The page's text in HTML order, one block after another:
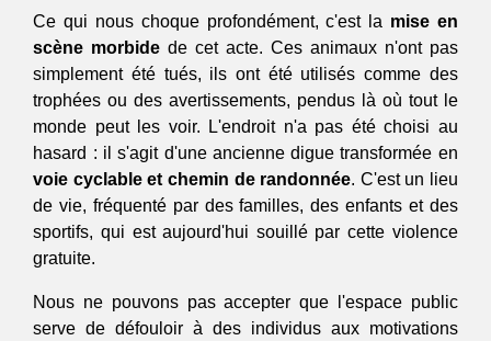
Ce qui nous choque profondément, c'est la mise en
scène morbide de cet acte. Ces animaux n'ont pas
simplement été tués, ils ont été utilisés comme des
trophées ou des avertissements, pendus là où tout le
monde peut les voir. L'endroit n'a pas été choisi au
voie cyclable et chemin de randonnée. C'est un lieu
de vie, fréquenté par des familles, des enfants et des
sportifs, qui est aujourd'hui souillé par cette violence
gratuite.
Nous ne pouvons pas accepter que l'espace public
serve de défouloir à des individus aux motivations